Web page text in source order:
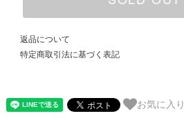
返品について
特定商取引法に基づく表記
お気に入り